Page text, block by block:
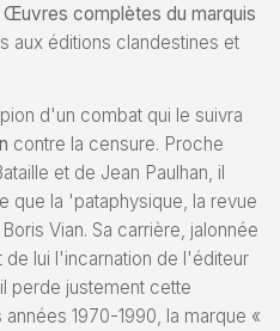
Œuvres complètes du marquis
aux éditions clandestines et
d'un combat qui le suivra
contre la censure. Proche
et de Jean Paulhan, il
que la 'pataphysique, la revue
Vian. Sa carrière, jalonnée
lui l'incarnation de l'éditeur
perde justement cette
1970-1990, la marque «